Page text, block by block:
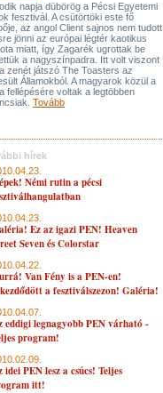
napja dübörög a Pécsi Egyetemi
fesztivál. A csütörtöki este fő
az angol Client sajnos nem tudott
jönni az európai légtér kaotikus
miatt, így Zagarék ugrottak be
a nagyszínpadra. Itt volt viszont
zenét játszó The Toasters az
Államokból. A magyarok közül a
fellépésére voltak a legtöbben
Tovább
hírek
Némi rutin a pécsi
Ez az igazi PEN! Heaven
Seven és Colorstar
Van Fény is a PEN-en!
a fesztiválszezon! Galéria!
eddigi legnagyobb PEN várható -
program!
idei PEN lesz a csúcs! Teljes
itt!